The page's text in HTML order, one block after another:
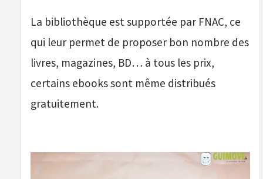
La bibliothèque est supportée par FNAC, ce
qui leur permet de proposer bon nombre des
livres, magazines, BD… à tous les prix,
certains ebooks sont même distribués
gratuitement.